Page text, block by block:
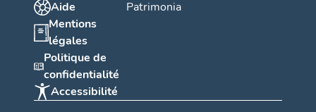
Aide
Mentions
légales
Politique de
confidentialité
Accessibilité
Patrimonia